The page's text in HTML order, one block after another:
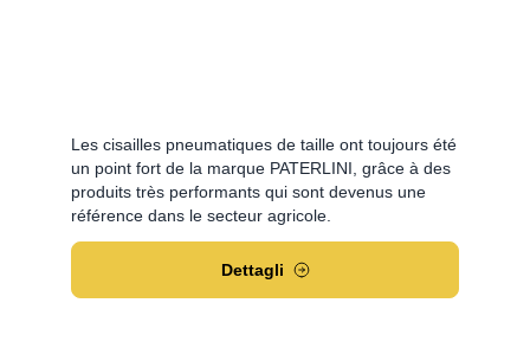
Les cisailles pneumatiques de taille ont toujours été
un point fort de la marque PATERLINI, grâce à des
produits très performants qui sont devenus une
référence dans le secteur agricole.
Dettagli